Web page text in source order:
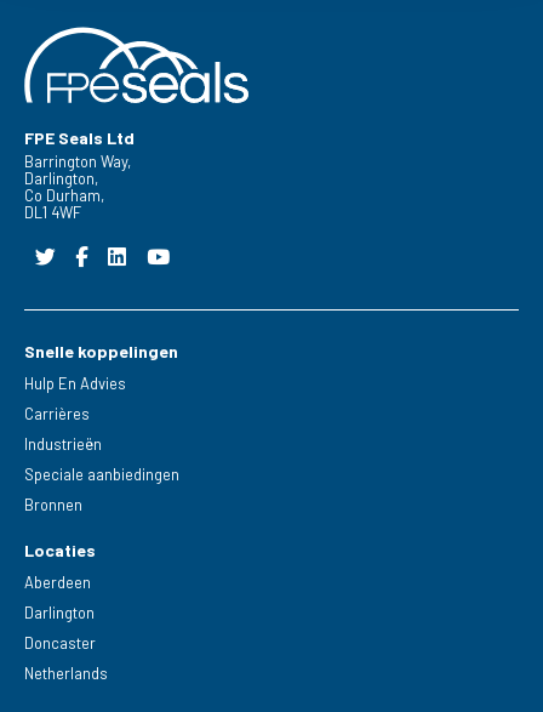
FPE Seals Ltd
Barrington Way,
Darlington,
Co Durham,
DL1 4WF
Snelle koppelingen
Hulp En Advies
Carrières
Industrieën
Speciale aanbiedingen
Bronnen
Locaties
Aberdeen
Darlington
Doncaster
Netherlands